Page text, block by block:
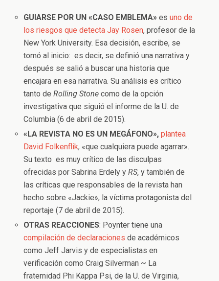
GUIARSE POR UN «CASO EMBLEMA» esuno de
los riesgos que detecta Jay Rosen, profesor de la
New York University. Esa decisión, escribe, se
tomó al inicio: es decir, se definió una narrativa y
después se salió a buscar una historia que
encajara en esa narrativa. Su análisis es crítico
tanto deRolling Stone como de la opción
investigativa que siguió el informe de la U. de
Columbia (6 de abril de 2015).
«LA REVISTA NO ES UN MEGÁFONO», plantea
David Folkenflik, «que cualquiera puede agarrar».
Su texto es muy crítico de las disculpas
ofrecidas por Sabrina Erdely yRS, y también de
las críticas que responsables de la revista han
hecho sobre «Jackie», la víctima protagonista del
reportaje (7 de abril de 2015).
OTRAS REACCIONES: Poynter tiene una
compilación de declaraciones de académicos
como Jeff Jarvis y de especialistas en
verificación como Craig Silverman ~ La
fraternidad Phi Kappa Psi, de la U. de Virginia,